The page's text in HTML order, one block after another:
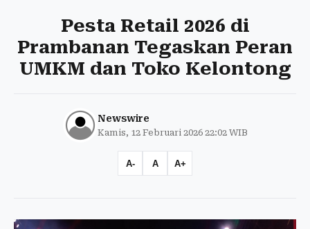
Pesta Retail 2026 di
Prambanan Tegaskan Peran
UMKM dan Toko Kelontong
Newswire
Kamis, 12 Februari 2026 22:02 WIB
A- A A+